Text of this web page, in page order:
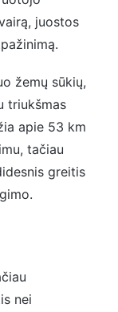
juostos
žemų sūkių,
triukšmas
apie 53 km
tačiau
greitis
nei